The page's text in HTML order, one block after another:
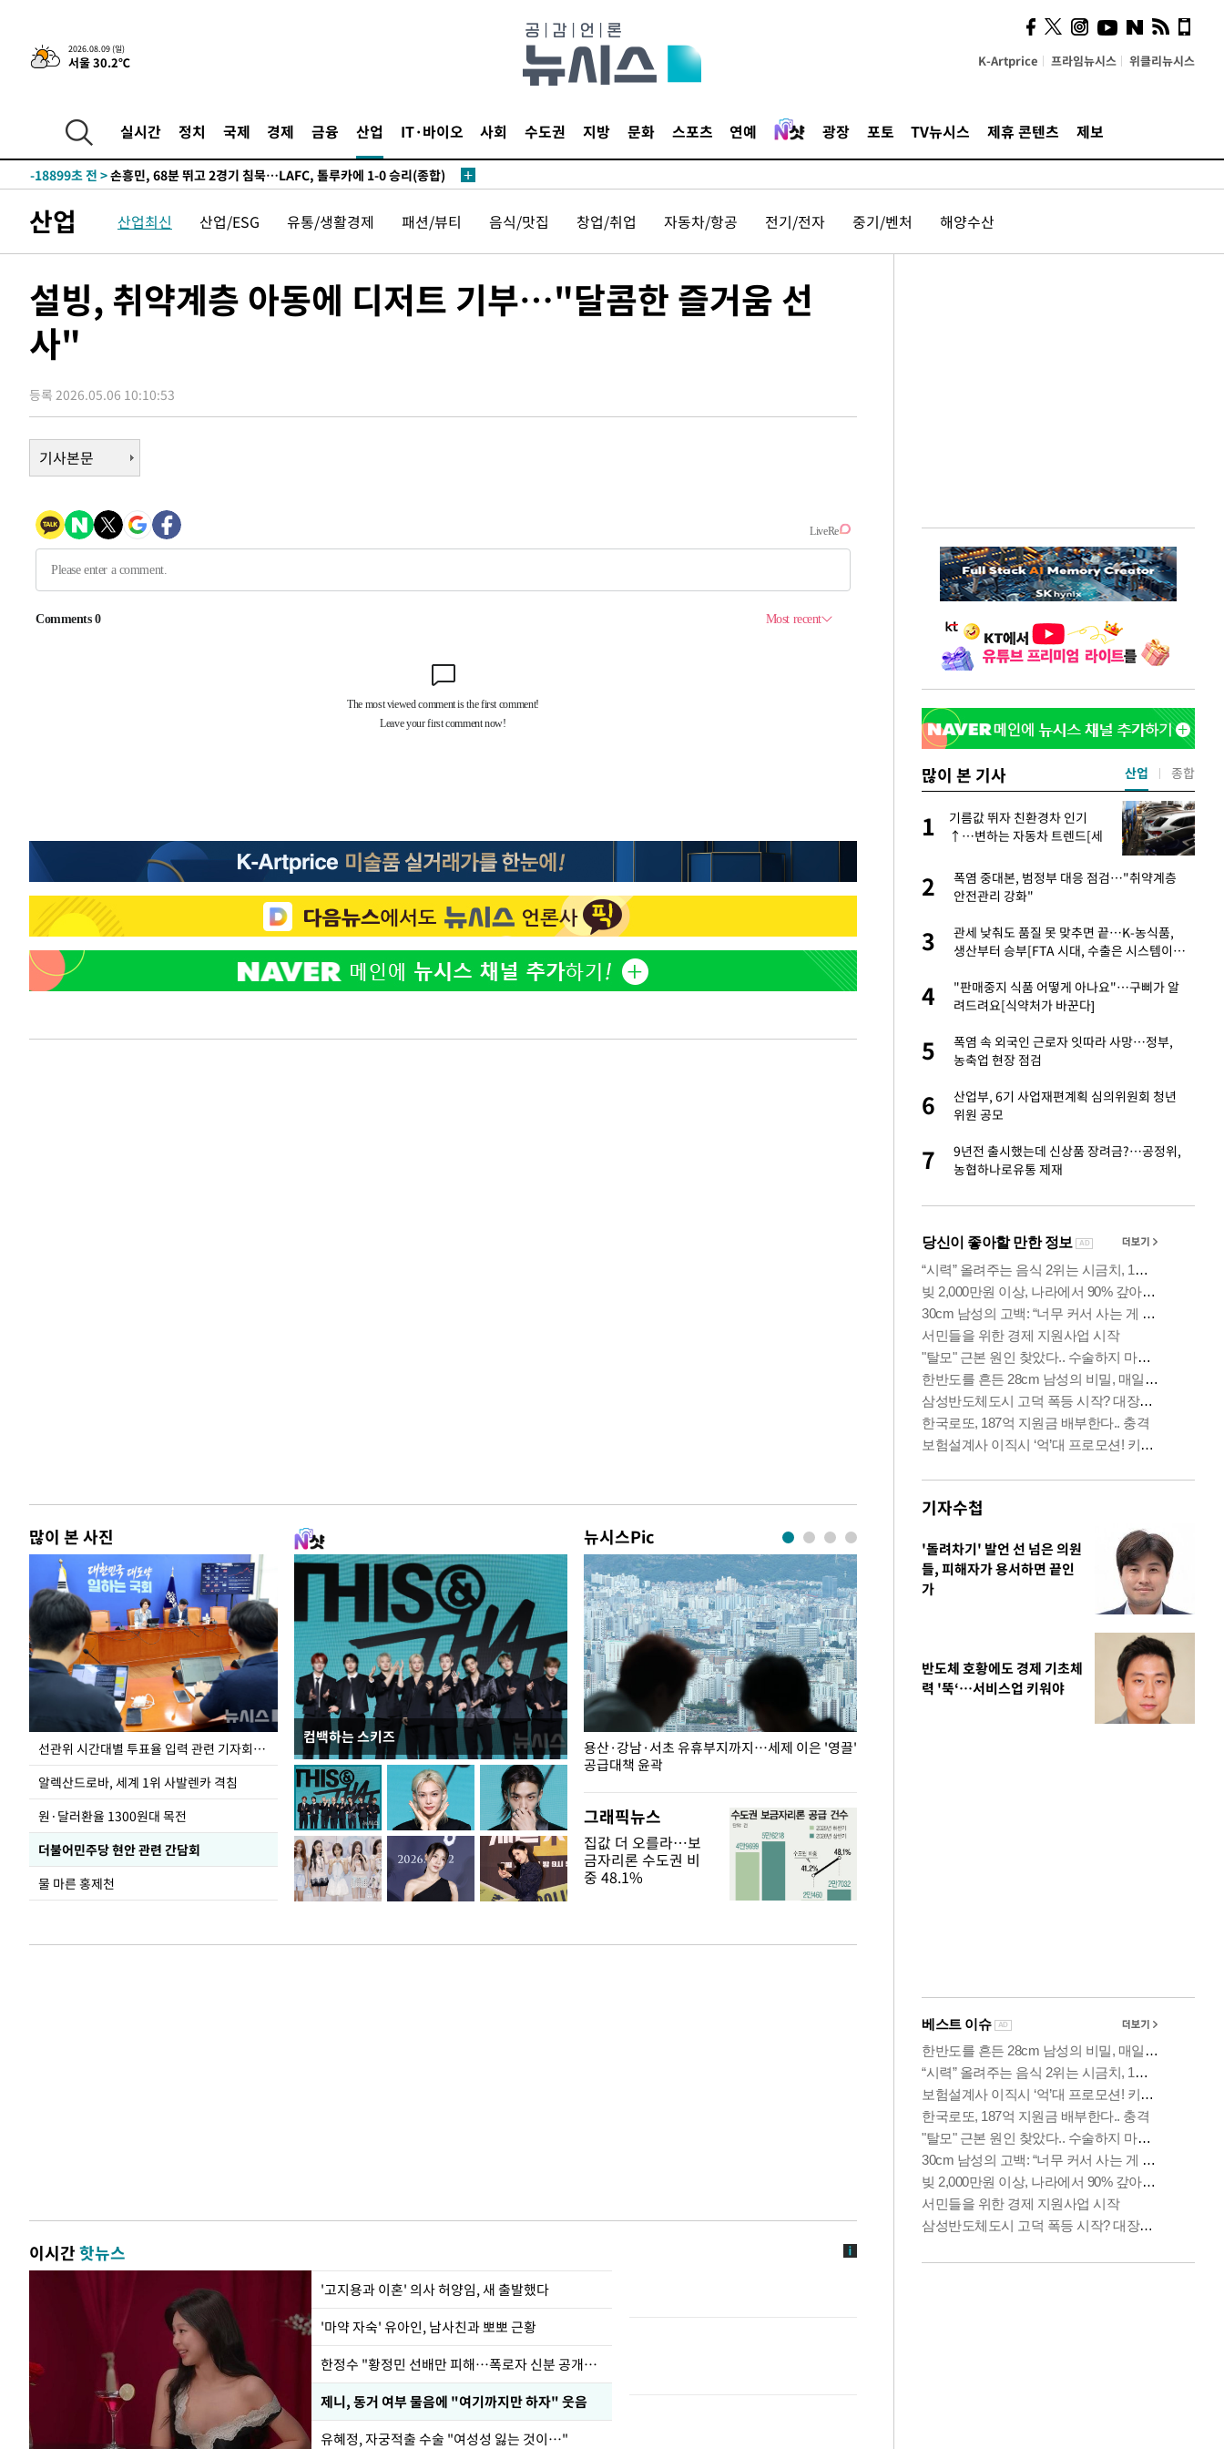
2026.08.09 (일)
서울 30.2℃ K-Artprice 프라임뉴시스 위클리뉴시스
실시간 정치 국제 경제 금융 산업 IT·바이오 사회 수도권 지방 문화 스포츠 연예 광장 포토 TV뉴시스 제휴 콘텐츠 제보
2시간 전 >“美 이란전 무기 소진…북한과 분쟁시 주한 미군 취약해질 수 있어”
-30965초 전 >
-18972초 전 >
"얼마나 더웠으면"…안동 물길공원서 헤엄친 구렁이 '소동'
-18899초 전 >
손흥민, 68분 뛰고 2경기 침묵…LAFC, 톨루카에 1-0 승리(종합)
-18171초 전 >'2경기 연속 침묵' 손흥민, 톨루카전 68분만 뛰고 슈팅 0개
-3805초 전 >
'여긴 20도, 저긴 50도'…열화상 카메라로 본 폭염 저감시설 '온도
차'
-3276초 전 >콜롬비아 신임 우파 대통령 취임 하루만에 차량폭탄 폭발 사건
1시간 전 >이군이 불법 군시설 건설한 레바논 남부에서 레바논군 3명 폭발로 부상
2시간 전 >
2시간 전 >
2시간 전 >
-23607초 전 > [속보]장은수, KLPGA 제주삼다수 역전 우승…데뷔 10년 차에 첫
정상
-18899초 전 >손흥민, 68분 뛰고 2경기 침묵…LAFC, 톨루카에 1-0 승리(종합)
-18171초 전 >'2경기 연속 침묵' 손흥민, 톨루카전 68분만 뛰고 슈팅 0개
-3805초 전 >
-3276초 전 >
이군이 불법 군시설 건설한 레바논 남부에서 레바논군 3명 폭발로 부상
美 국방부, 켄달 전 공군장관 보안허가 취소…“에어포스원 기밀정보, 언
산업 산업최신 산업/ESG 유통/생활경제 패션/뷰티 음식/맛집 창업/취업 자동차/항공 전기/전자 중기/벤처 해양수산
설빙, 취약계층 아동에 디저트 기부…"달콤한 즐거움 선
사"
등록 2026.05.06 10:10:53
기사본문
많이 본 사진
선관위 시간대별 투표율 입력 관련 기자회견하는 주진우 의원
알렉산드로바, 세계 1위 사발렌카 격침
원·달러환율 1300원대 목전
더불어민주당 현안 관련 간담회
물 마른 홍제천
컴백하는 스키즈
뉴시스Pic
주유소 기름값 12주째 하락, L당 1천800원대
용산·강남·서초 유휴부지까지…세제 이은 '영끌'
공급대책 윤곽
그래픽뉴스
집값 더 오를라…보
금자리론 수도권 비
중 48.1%
이시간핫뉴스
'고지용과 이혼' 의사 허양임, 새 출발했다
'마약 자숙' 유아인, 남사친과 뽀뽀 근황
한정수 "황정민 선배만 피해…폭로자 신분 공개하라"
제니, 동거 여부 물음에 "여기까지만 하자" 웃음
유혜정, 자궁적출 수술 "여성성 잃는 것이…"
많이 본 기사
2
손떨림 건강이상설 한승연…"목디스크 심해
치료 중"
3
한정수 "황정민 선배만 피해…떳떳하면 신분
공개하라"
4
기름값 뛰자 친환경차 인기↑…변하는 자동
5
[속보]美중부 사령관, 이스라엘 긴급방문 다
1
기름값 뛰자 친환경차 인기
↑…변하는 자동차 트렌드[세
2
폭염 중대본, 범정부 대응 점검…"취약계층
안전관리 강화"
3
관세 낮춰도 품질 못 맞추면 끝…K-농식품,
생산부터 승부[FTA 시대, 수출은 시스템이다
4
"판매중지 식품 어떻게 아나요"…구삐가 알
려드려요[식약처가 바꾼다]
5
폭염 속 외국인 근로자 잇따라 사망…정부,
농축업 현장 점검
6
산업부, 6기 사업재편계획 심의위원회 청년
위원 공모
7
9년전 출시했는데 신상품 장려금?…공정위,
농협하나로유통 제재
산업 종합
기자수첩
'돌려차기' 발언 선 넘은 의원
들, 피해자가 용서하면 끝인
가
반도체 호황에도 경제 기초체
력 '뚝‘…서비스업 키워야